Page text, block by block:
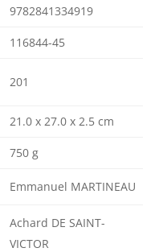
9782841334919
116844-45
201
21.0 x 27.0 x 2.5 cm
750 g
Emmanuel MARTINEAU
Achard DE SAINT-
VICTOR